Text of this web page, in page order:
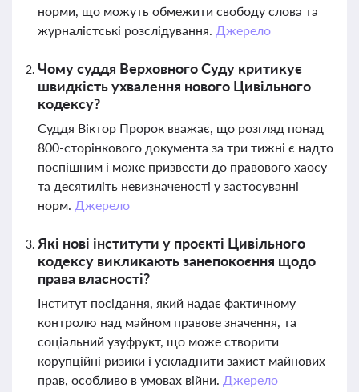
норми, що можуть обмежити свободу слова та
журналістські розслідування. Джерело
Чому суддя Верховного Суду критикує
швидкість ухвалення нового Цивільного
кодексу?
Суддя Віктор Пророк вважає, що розгляд понад
800-сторінкового документа за три тижні є надто
поспішним і може призвести до правового хаосу
та десятиліть невизначеності у застосуванні
норм. Джерело
Які нові інститути у проєкті Цивільного
кодексу викликають занепокоєння щодо
права власності?
Інститут посідання, який надає фактичному
контролю над майном правове значення, та
соціальний узуфрукт, що може створити
корупційні ризики і ускладнити захист майнових
прав, особливо в умовах війни. Джерело